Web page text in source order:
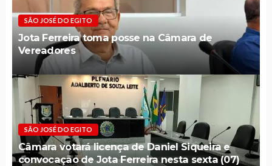
SÃO JOSÉ DO EGITO
Jota Ferreira toma posse na Câmara de
Vereadores
SÃO JOSÉ DO EGITO
Câmara votará licença de Daniel Siqueira e
convocação de Jota Ferreira nesta sexta (07)